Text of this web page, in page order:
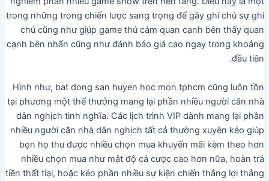
trong những trong chiến lược sang trọng để gây ghi chú sự ghi
chú cũng như giúp game thủ cảm quan cạnh bên thấy quan
cạnh bên nhấn cũng như đánh báo giá cao ngay trong khoảng
đầu tiên.
Hình như, bat dong san huyen hoc mon tphcm cũng luôn tồn
tại phương một thể thưởng mang lại phần nhiều người căn nhà
dân nghịch tình nghĩa. Các lịch trình VIP dành mang lại phần
nhiều người căn nhà dân nghịch tất cả thường xuyên kéo giúp
bọn họ thu được nhiều chọn mua khuyến mãi kèm theo hơn
nhiều chọn mua như mật độ cá cược cao hơn nữa, hoàn trả
tiền thất tíại, hoặc kéo phần nhiều sự kiện chiến thắng lợi thảng